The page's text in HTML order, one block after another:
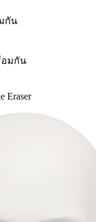
กัน
อมกัน
Eraser